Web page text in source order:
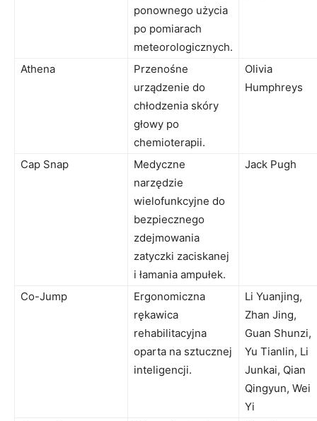
ponownego użycia
po pomiarach
meteorologicznych.
Athena
Przenośne
urządzenie do
chłodzenia skóry
głowy po
chemioterapii.
Olivia
Humphreys
Cap Snap
Medyczne
narzędzie
wielofunkcyjne do
bezpiecznego
zdejmowania
zatyczki zaciskanej
i łamania ampułek.
Jack Pugh
Co-Jump
Ergonomiczna
rękawica
rehabilitacyjna
oparta na sztucznej
inteligencji.
Li Yuanjing,
Zhan Jing,
Guan Shunzi,
Yu Tianlin, Li
Junkai, Qian
Qingyun, Wei
Yi